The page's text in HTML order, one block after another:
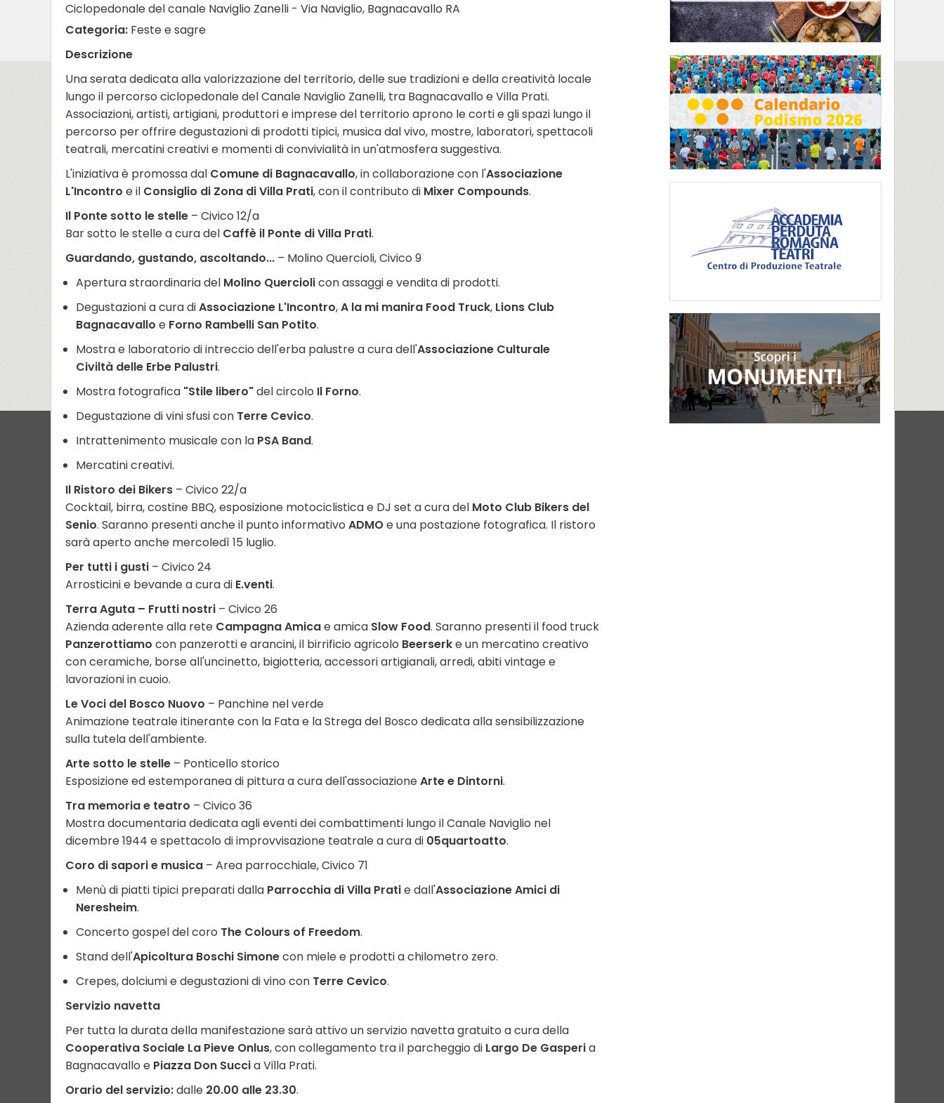
Ciclopedonale del canale Naviglio Zanelli - Via Naviglio, Bagnacavallo RA
Categoria: Feste e sagre
Descrizione
Una serata dedicata alla valorizzazione del territorio, delle sue tradizioni e della creatività locale
lungo il percorso ciclopedonale del Canale Naviglio Zanelli, tra Bagnacavallo e Villa Prati.
Associazioni, artisti, artigiani, produttori e imprese del territorio aprono le corti e gli spazi lungo il
percorso per offrire degustazioni di prodotti tipici, musica dal vivo, mostre, laboratori, spettacoli
teatrali, mercatini creativi e momenti di convivialità in un'atmosfera suggestiva.
L'iniziativa è promossa dal Comune di Bagnacavallo, in collaborazione con l'Associazione
L'Incontro e il Consiglio di Zona di Villa Prati, con il contributo di Mixer Compounds.
Il Ponte sotto le stelle – Civico 12/a
Bar sotto le stelle a cura del Caffè il Ponte di Villa Prati.
Guardando, gustando, ascoltando... – Molino Quercioli, Civico 9
Apertura straordinaria del Molino Querciolicon assaggi e vendita di prodotti.
Degustazioni a cura diAssociazione L'Incontro,A la mi manira Food Truck, Lions Club
Bagnacavallo e Forno Rambelli San Potito.
Mostra e laboratorio di intreccio dell'erba palustre a cura dell'Associazione Culturale
Civiltà delle Erbe Palustri.
Mostra fotografica "Stile libero"del circolo Il Forno.
Degustazione di vini sfusi con Terre Cevico.
Intrattenimento musicale con la PSA Band.
Mercatini creativi.
Il Ristoro dei Bikers – Civico 22/a
Cocktail, birra, costine BBQ, esposizione motociclistica e DJ set a cura del Moto Club Bikers del
Senio. Saranno presenti anche il punto informativo ADMOe una postazione fotografica. Il ristoro
sarà aperto anche mercoledì 15 luglio.
Per tutti i gusti – Civico 24
Arrosticini e bevande a cura di E.venti.
Terra Aguta – Frutti nostri – Civico 26
Azienda aderente alla rete Campagna Amicae amica Slow Food. Saranno presenti il food truck
Panzerottiamo con panzerotti e arancini, il birrificio agricolo Beerserke un mercatino creativo
con ceramiche, borse all'uncinetto, bigiotteria, accessori artigianali, arredi, abiti vintage e
lavorazioni in cuoio.
Le Voci del Bosco Nuovo – Panchine nel verde
Animazione teatrale itinerante con la Fata e la Strega del Bosco dedicata alla sensibilizzazione
sulla tutela dell'ambiente.
Arte sotto le stelle – Ponticello storico
Esposizione ed estemporanea di pittura a cura dell'associazioneArte e Dintorni.
Tra memoria e teatro – Civico 36
Mostra documentaria dedicata agli eventi dei combattimenti lungo il Canale Naviglio nel
dicembre 1944 e spettacolo di improvvisazione teatrale a cura di 05quartoatto.
Coro di sapori e musica – Area parrocchiale, Civico 71
Menù di piatti tipici preparati dalla Parrocchia di Villa Pratie dall'Associazione Amici di
Neresheim.
Concerto gospel del coro The Colours of Freedom.
Stand dell'Apicoltura Boschi Simonecon miele e prodotti a chilometro zero.
Crepes, dolciumi e degustazioni di vino con Terre Cevico.
Servizio navetta
Per tutta la durata della manifestazione sarà attivo un servizio navetta gratuito a cura della
Cooperativa Sociale La Pieve Onlus, con collegamento tra il parcheggio di Largo De Gasperia
Bagnacavallo e Piazza Don Succia Villa Prati.
Orario del servizio:dalle 20.00 alle 23.30.